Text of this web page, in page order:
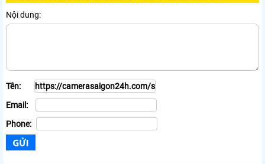
Nội dung:
Tên:
Email:
Phone: